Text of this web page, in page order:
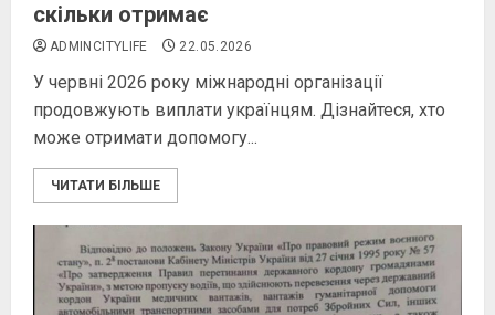
скільки отримає
ADMINCITYLIFE 22.05.2026
У червні 2026 року міжнародні організації
продовжують виплати українцям. Дізнайтеся, хто
може отримати допомогу...
ЧИТАТИ БІЛЬШЕ